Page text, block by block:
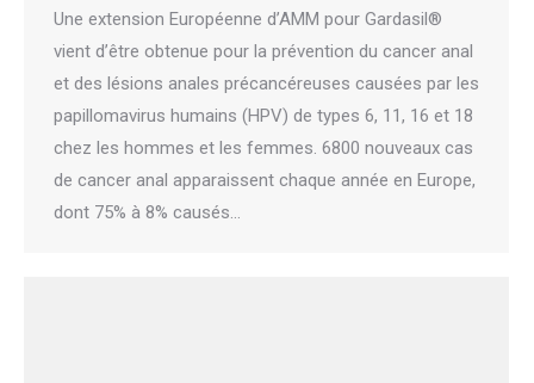
Une extension Européenne d’AMM pour Gardasil®
vient d’être obtenue pour la prévention du cancer anal
et des lésions anales précancéreuses causées par les
papillomavirus humains (HPV) de types 6, 11, 16 et 18
chez les hommes et les femmes. 6800 nouveaux cas
de cancer anal apparaissent chaque année en Europe,
dont 75% à 8% causés…